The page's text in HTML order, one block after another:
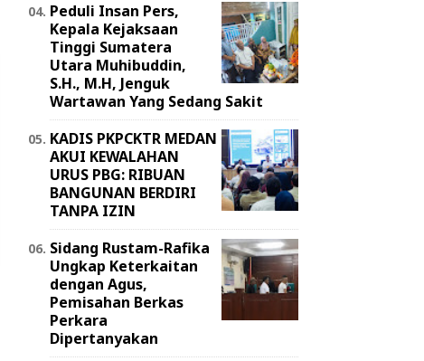
Peduli Insan Pers,
Kepala Kejaksaan
Tinggi Sumatera
Utara Muhibuddin,
S.H., M.H, Jenguk
Wartawan Yang Sedang Sakit
KADIS PKPCKTR MEDAN
AKUI KEWALAHAN
URUS PBG: RIBUAN
BANGUNAN BERDIRI
TANPA IZIN
Sidang Rustam-Rafika
Ungkap Keterkaitan
dengan Agus,
Pemisahan Berkas
Perkara
Dipertanyakan